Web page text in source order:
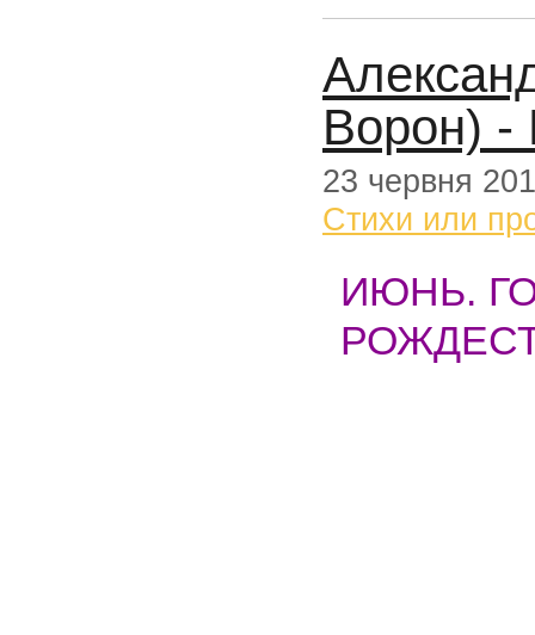
Ворон) -
23 червня
Стихи или
ИЮНЬ.